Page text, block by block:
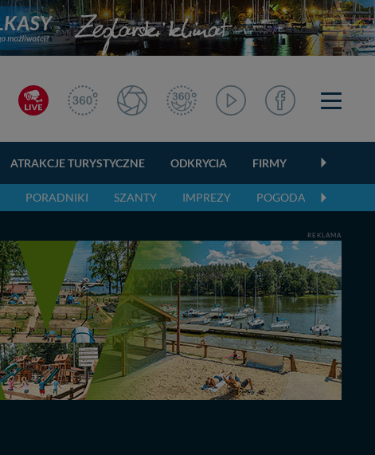
ATRAKCJE TURYSTYCZNE ODKRYCIA FIRMY
PORADNIKI SZANTY IMPREZY POGODA
REKLAMA